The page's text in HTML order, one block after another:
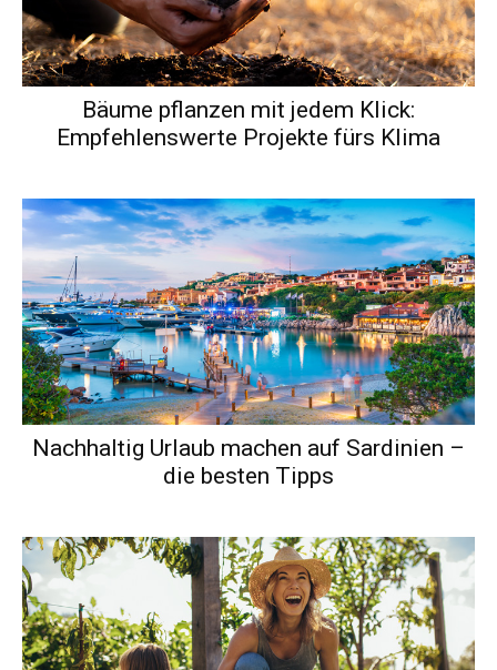
Bäume pflanzen mit jedem Klick:
Empfehlenswerte Projekte fürs Klima
Nachhaltig Urlaub machen auf Sardinien –
die besten Tipps